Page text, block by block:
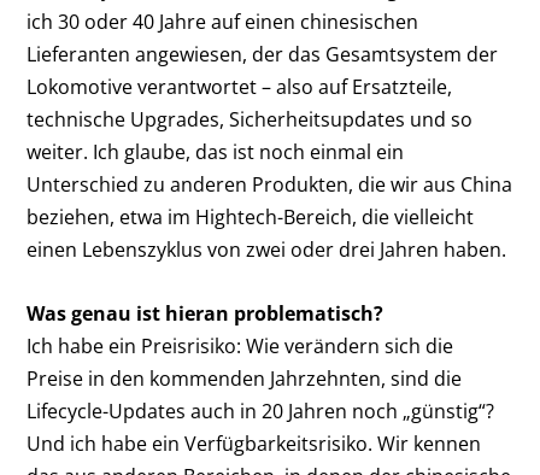
ich 30 oder 40 Jahre auf einen chinesischen
Lieferanten angewiesen, der das Gesamtsystem der
Lokomotive verantwortet – also auf Ersatzteile,
technische Upgrades, Sicherheitsupdates und so
weiter. Ich glaube, das ist noch einmal ein
Unterschied zu anderen Produkten, die wir aus China
beziehen, etwa im Hightech-Bereich, die vielleicht
einen Lebenszyklus von zwei oder drei Jahren haben.
Was genau ist hieran problematisch?
Ich habe ein Preisrisiko: Wie verändern sich die
Preise in den kommenden Jahrzehnten, sind die
Lifecycle-Updates auch in 20 Jahren noch „günstig“?
Und ich habe ein Verfügbarkeitsrisiko. Wir kennen